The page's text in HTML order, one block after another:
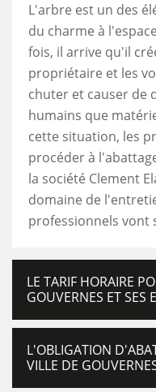
L'arbre est un des
du charme à
fois, il arrive qu'il
propriétaire et les
chuter et causer de
humains que
cette situation, les
procéder à
la société Clement
domaine de
professionnels vont
LE TARIF HORAIRE
GOUVERNES ET SES
L'OBLIGATION
VILLE DE